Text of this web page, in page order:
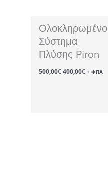
Ολοκληρωμένο
Σύστημα
Πλύσης Piron
500,00€ Original
price
400,00€Η+ ΦΠΑ